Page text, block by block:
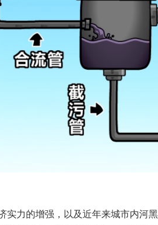
实力的增强，以及近年来城市内河